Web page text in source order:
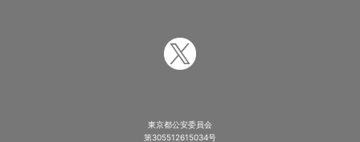
東京都公安委員会
第305512615034号